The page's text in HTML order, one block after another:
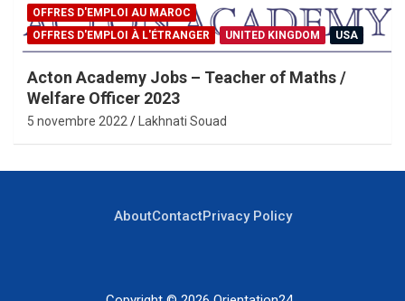
OFFRES D'EMPLOI AU MAROC
OFFRES D'EMPLOI À L'ÉTRANGER
UNITED KINGDOM USA
Acton Academy Jobs – Teacher of Maths /
Welfare Officer 2023
5 novembre 2022 Lakhnati Souad
AboutContactPrivacy Policy